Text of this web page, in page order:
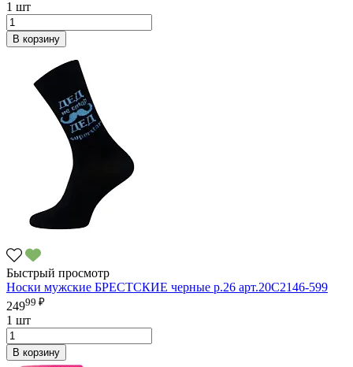
1 шт
В корзину
Быстрый просмотр
Носки мужские БРЕСТСКИЕ черные р.26 арт.20C2146-599
24999 ₽
1 шт
В корзину